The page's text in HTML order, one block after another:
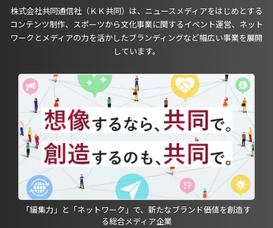
株式会社共同通信社（ＫＫ共同）は、ニュースメディアをはじめとする
コンテンツ制作、スポーツから文化事業に関するイベント運営、ネット
ワークとメディアの力を活かしたブランディングなど幅広い事業を展開
しています。
「編集力」と「ネットワーク」で、新たなブランド価値を創造す
る総合メディア企業